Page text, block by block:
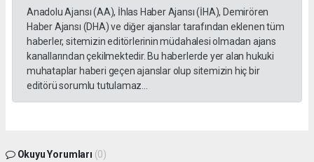
Anadolu Ajansı (AA), İhlas Haber Ajansı (İHA), Demirören
Haber Ajansı (DHA) ve diğer ajanslar tarafından eklenen tüm
haberler, sitemizin editörlerinin müdahalesi olmadan ajans
kanallarından çekilmektedir. Bu haberlerde yer alan hukuki
muhataplar haberi geçen ajanslar olup sitemizin hiç bir
editörü sorumlu tutulamaz...
Okuyu Yorumları (0)